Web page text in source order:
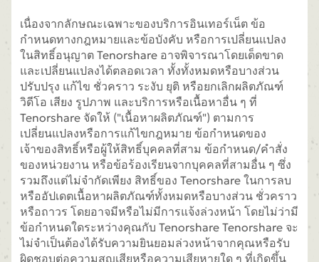
เนื่องจากลักษณะเฉพาะของบริการอินเทอร์เน็ต ข้อ
กำหนดทางกฎหมายและข้อบังคับ หรือการเปลี่ยนแปลง
ในสิทธิ์อนุญาต Tenorshare อาจพิจารณาโดยเด็ดขาด
และเปลี่ยนแปลงได้ตลอดเวลา ทั้งทั้งหมดหรือบางส่วน
ปรับปรุง แก้ไข ชั่วคราว ระงับ ยุติ หรือยกเลิกผลิตภัณฑ์
วิดีโอ เสียง รูปภาพ และบริการหรือเนื้อหาอื่น ๆ ที่
Tenorshare จัดให้ ("เนื้อหาผลิตภัณฑ์") ตามการ
เปลี่ยนแปลงหรือการแก้ไขกฎหมาย ข้อกำหนดของ
เจ้าของสิทธิ์หรือผู้ให้สิทธิ์บุคคลที่สาม ข้อกำหนด/คำสั่ง
ของหน่วยงาน หรือข้อร้องเรียนจากบุคคลที่สามอื่น ๆ ซึ่ง
รวมถึงแต่ไม่จำกัดเพียง สิทธิ์ของ Tenorshare ในการลบ
หรืออัปเดตเนื้อหาผลิตภัณฑ์ทั้งหมดหรือบางส่วน ชั่วคราว
หรือถาวร โดยอาจมีหรือไม่มีการแจ้งล่วงหน้า โดยไม่ว่ามี
ข้อกำหนดใดระหว่างคุณกับ Tenorshare Tenorshare จะ
ไม่จำเป็นต้องได้รับความยินยอมล่วงหน้าจากคุณหรือรับ
ผิดชอบต่อความสูญเสียหรือความเสียหายใด ๆ ที่เกิดขึ้น